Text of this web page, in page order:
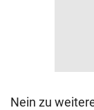
Nein zu